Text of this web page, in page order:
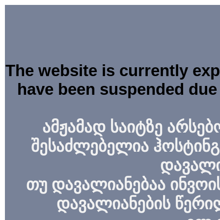
The website is currently
have been suspended
ამჟამად საიტზე
შესაძლებელია
თუ დავალიანებაა
დავალიანების